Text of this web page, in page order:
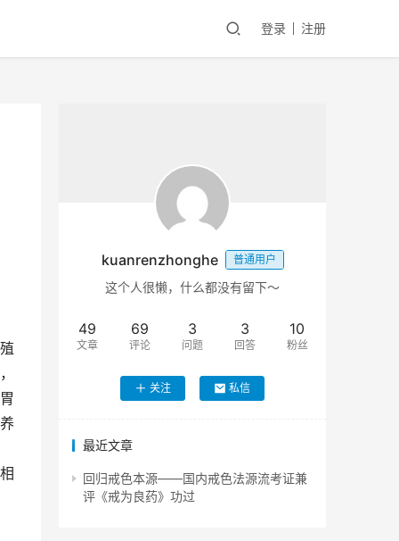
登录 注册
kuanrenzhonghe 普通用户
这个人很懒，什么都没有留下～
49
文章
69
评论
3
问题
3
回答
10
粉丝
关注 私信
最近文章
回归戒色本源——国内戒色法源流考证兼
评《戒为良药》功过